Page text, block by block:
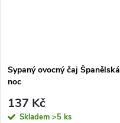
Sypaný ovocný čaj Španělská
noc
137 Kč
Skladem >5 ks